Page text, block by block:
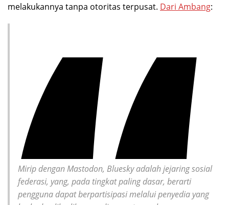
melakukannya tanpa otoritas terpusat. Dari Ambang:
Mirip dengan Mastodon, Bluesky adalah jejaring sosial
federasi, yang, pada tingkat paling dasar, berarti
pengguna dapat berpartisipasi melalui penyedia yang